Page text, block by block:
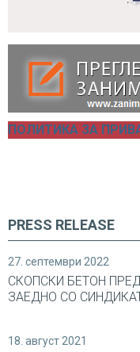
ПОЛИТИКА ЗА
PRESS RELEASE
27. септември 2022
СКОПСКИ БЕТОН
ЗАЕДНО СО
18. август 2021